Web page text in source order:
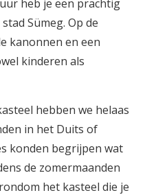
heb je een prachtig
Sümeg. Op de
kanonnen en een
kinderen als
hebben we helaas
in het Duits of
konden begrijpen wat
de zomermaanden
het kasteel die je